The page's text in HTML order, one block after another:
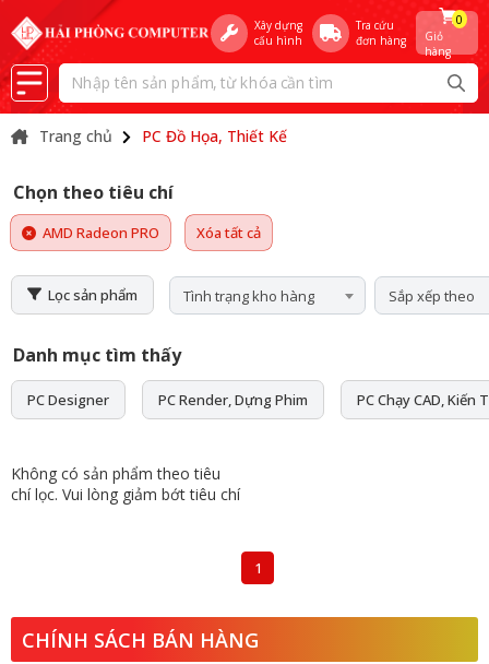
Xây dựng
cấu hình
Tra cứu
đơn hàng
Giỏ
hàng
0
Trang chủ PC Đồ Họa, Thiết Kế
Chọn theo tiêu chí
AMD Radeon PRO Xóa tất cả
Lọc sản phẩm Tình trạng kho hàng Sắp xếp theo
Danh mục tìm thấy
PC Designer PC Render, Dựng Phim PC Chạy CAD, Kiến
Không có sản phẩm theo tiêu
chí lọc. Vui lòng giảm bớt tiêu chí
1
CHÍNH SÁCH BÁN HÀNG